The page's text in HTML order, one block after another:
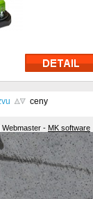
ceny
Webmaster - MK software